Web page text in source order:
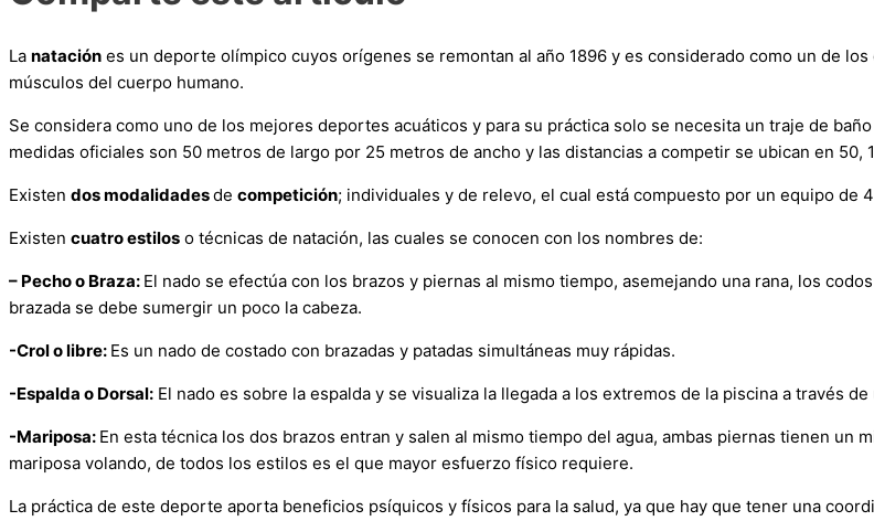
La natación es un deporte olímpico cuyos orígenes se remontan al año 1896 y es considerado como un de
músculos del cuerpo humano.
Se considera como uno de los mejores deportes acuáticos y para su práctica solo se necesita un traje de
medidas oficiales son 50 metros de largo por 25 metros de ancho y las distancias a competir se ubican en 50,
Existen dos modalidadesde competición; individuales y de relevo, el cual está compuesto por un equipo de
Existen cuatro estilos o técnicas de natación, las cuales se conocen con los nombres de:
– Pecho o Braza: El nado se efectúa con los brazos y piernas al mismo tiempo, asemejando una rana, los
brazada se debe sumergir un poco la cabeza.
-Crol o libre: Es un nado de costado con brazadas y patadas simultáneas muy rápidas.
-Espalda o Dorsal: El nado es sobre la espalda y se visualiza la llegada a los extremos de la piscina a través
-Mariposa: En esta técnica los dos brazos entran y salen al mismo tiempo del agua, ambas piernas tienen un
mariposa volando, de todos los estilos es el que mayor esfuerzo físico requiere.
La práctica de este deporte aporta beneficios psíquicos y físicos para la salud, ya que hay que tener una